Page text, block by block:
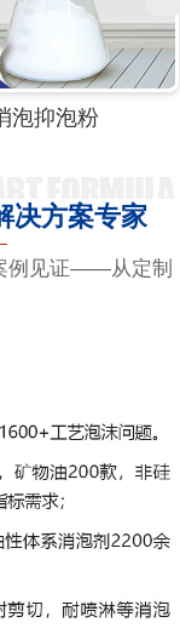
泡抑泡粉
决方案专家
例见证——从定制